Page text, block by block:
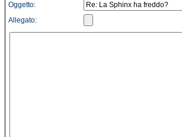
Oggetto:
Allegato: